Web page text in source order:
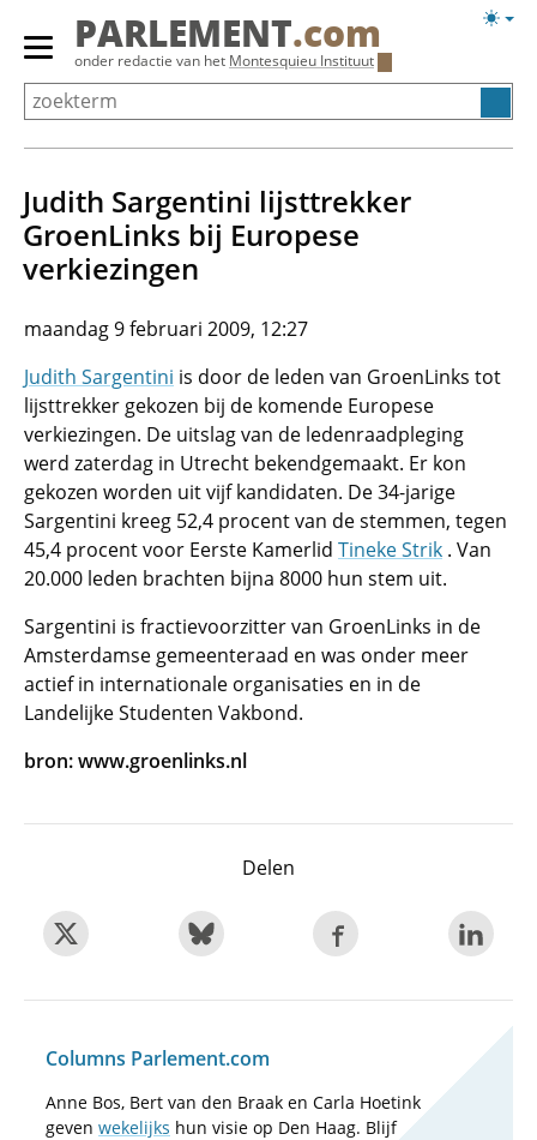
Overslaan
Primair
menu
tonen/verbergen
PARLEMENT.com
onder redactie van het Montesquieu Instituut
Judith Sargentini lijsttrekker
GroenLinks bij Europese
verkiezingen
maandag 9 februari 2009, 12:27
Judith Sargentini is door de leden van GroenLinks tot
lijsttrekker gekozen bij de komende Europese
verkiezingen. De uitslag van de ledenraadpleging
werd zaterdag in Utrecht bekendgemaakt. Er kon
gekozen worden uit vijf kandidaten. De 34-jarige
Sargentini kreeg 52,4 procent van de stemmen, tegen
45,4 procent voor Eerste Kamerlid Tineke Strik . Van
20.000 leden brachten bijna 8000 hun stem uit.
Sargentini is fractievoorzitter van GroenLinks in de
Amsterdamse gemeenteraad en was onder meer
actief in internationale organisaties en in de
Landelijke Studenten Vakbond.
bron: www.groenlinks.nl
Delen
Columns Parlement.com
Anne Bos, Bert van den Braak en Carla Hoetink
geven wekelijks hun visie op Den Haag. Blijf